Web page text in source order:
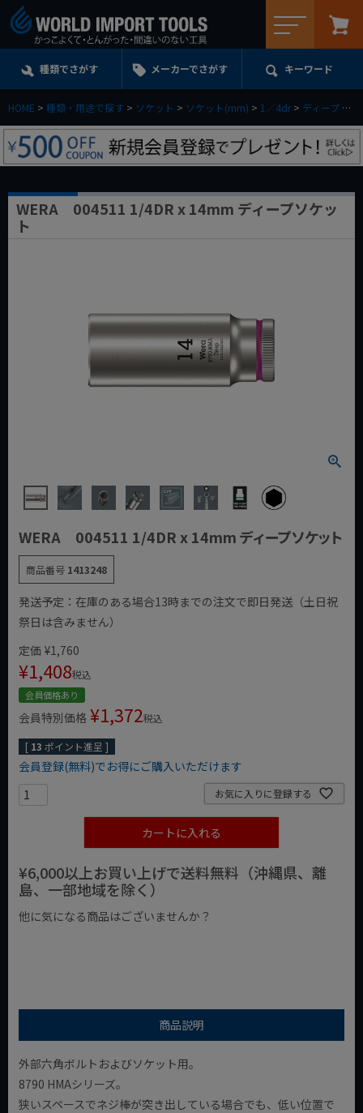
種類でさがす メーカーでさがす キーワード
HOME 種類・用途で探す ソケット ソケット(mm) 1／4dr ディープ
WERA 004511 1/4DR x 14mm ディープソケッ
ト
WERA 004511 1/4DR x 14mm ディープソケット
商品番号 1413248
発送予定：在庫のある場合13時までの注文で即日発送（土日祝
祭日は含みません）
定価 ¥1,760
¥1,408税込
会員価格あり
会員特別価格 ¥1,372税込
[ 13 ポイント進呈 ]
会員登録(無料)でお得にご購入いただけます
お気に入りに登録する
カートに入れる
¥6,000以上お買い上げで送料無料（沖縄県、離
島、一部地域を除く）
他に気になる商品はございませんか？
商品説明
外部六角ボルトおよびソケット用。
8790 HMAシリーズ。
狭いスペースでネジ棒が突き出している場合でも、低い位置で